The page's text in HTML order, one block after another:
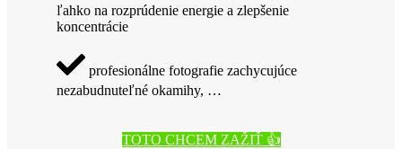
ľahko na rozprúdenie energie a zlepšenie
koncentrácie
profesionálne fotografie zachycujúce
nezabudnuteľné okamihy, …
TOTO CHCEM ZAŽIŤ 👍